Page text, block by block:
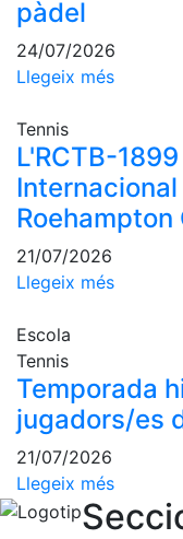
del
Social
Normativa
Pàdel
Escola de
Campionat
Quadre
d'Honor
Històric
del
Campionat
Social
pàdel
24/07/2026
Llegeix més
Tennis
L'RCTB-
Roehampton
21/07/2026
Llegeix més
Escola
Tennis
Temporada
jugadors/es
21/07/2026
Llegeix més